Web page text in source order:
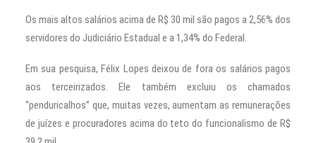
Os mais altos salários acima de R$ 30 mil são pagos a 2,56% dos
servidores do Judiciário Estadual e a 1,34% do Federal.
Em sua pesquisa, Félix Lopes deixou de fora os salários pagos
aos terceirizados. Ele também excluiu os chamados
“penduricalhos” que, muitas vezes, aumentam as remunerações
de juízes e procuradores acima do teto do funcionalismo de R$